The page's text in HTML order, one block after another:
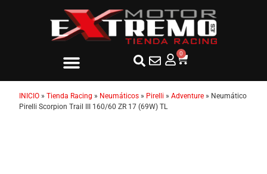
0
INICIO » Tienda Racing » Neumáticos » Pirelli » Adventure » Neumático
Pirelli Scorpion Trail III 160/60 ZR 17 (69W) TL